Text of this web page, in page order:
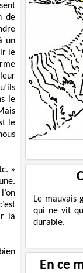
de
un
le
le
le
»
la
Le mauvais
qui ne vit
durable.
En ce